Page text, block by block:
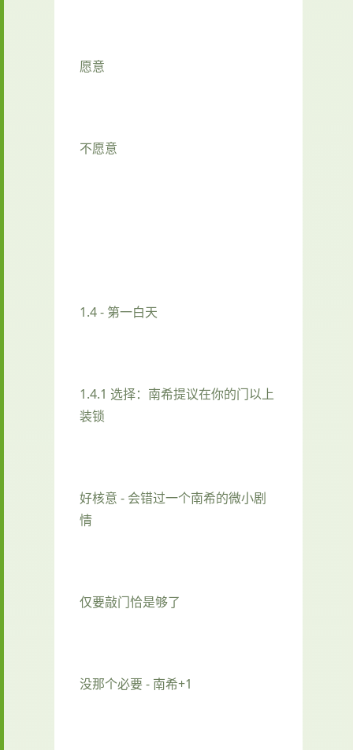
愿意
不愿意
1.4 - 第一白天
1.4.1 选择：南希提议在你的门以上
装锁
好核意 - 会错过一个南希的微小剧
情
仅要敲门恰是够了
没那个必要 - 南希+1